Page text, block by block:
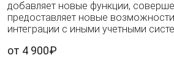
добавляет новые функции,
предоставляет новые
интеграции с иными учетными
от 4 900₽